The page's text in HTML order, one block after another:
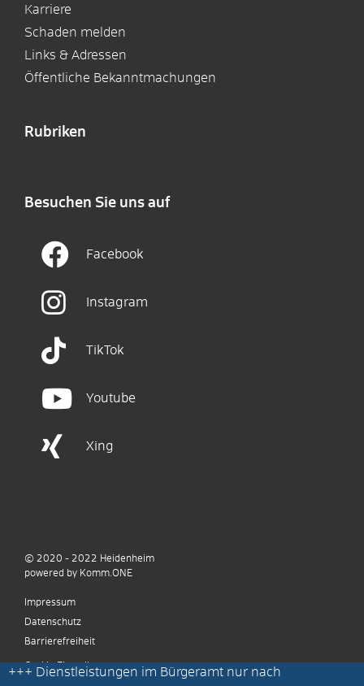
Karriere
Schaden melden
Links & Adressen
Öffentliche Bekanntmachungen
Rubriken
Besuchen Sie uns auf
Facebook
Instagram
TikTok
Youtube
Xing
+++ Dienstleistungen im Bürgeramt nur nach
© 2020 - 2022 Heidenheim
powered by Komm.ONE
Impressum
Datenschutz
Barrierefreiheit
Cookie Einstellungen